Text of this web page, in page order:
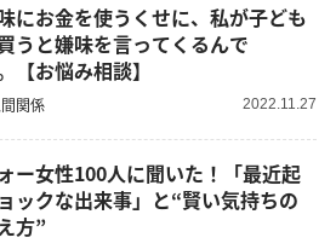
にお金を使うくせに、私が子ども
うと嫌味を言ってくるんで
お悩み相談】
関係 2022.11.27
ー女性100人に聞いた！「最近起
ックな出来事」と“賢い気持ちの
方”